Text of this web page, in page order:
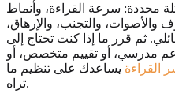
محددة: سرعة القراءة، وأنماط
والأصوات، والتجنب، والإرهاق،
ثم قرر ما إذا كنت تحتاج إلى
مدرسي، أو تقييم متخصص، أو
القراءة يساعدك على تنظيم ما
تراه.